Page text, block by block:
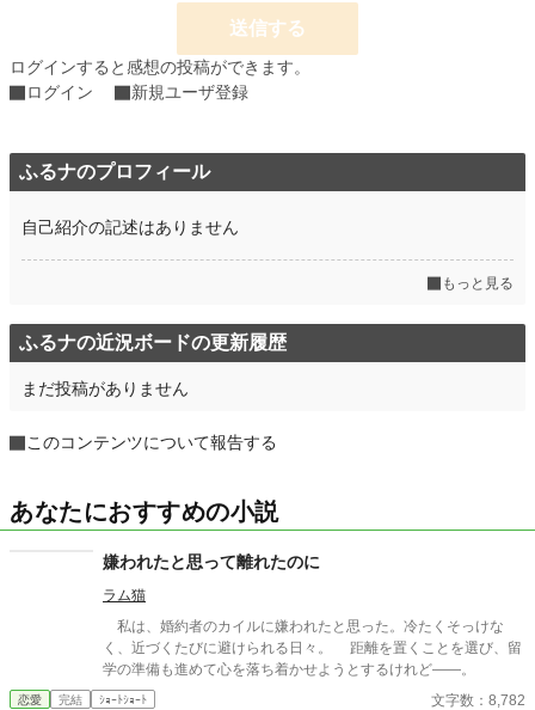
累計ポイント 2,281 pt (159,713 位)
送信する
ログインすると感想の投稿ができます。
ログイン
新規ユーザ登録
ふるナのプロフィール
自己紹介の記述はありません
もっと見る
ふるナの近況ボードの更新履歴
まだ投稿がありません
このコンテンツについて報告する
あなたにおすすめの小説
嫌われたと思って離れたのに
ラム猫
私は、婚約者のカイルに嫌われたと思った。冷たくそっけな
く、近づくたびに避けられる日々。 距離を置くことを選び、留
学の準備も進めて心を落ち着かせようとするけれど——。
恋愛 完結 ｼｮｰﾄｼｮｰﾄ 文字数：8,782